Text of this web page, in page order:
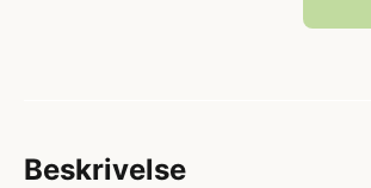
Beskrivelse